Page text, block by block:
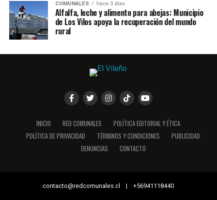
COMUNALES hace 3 días
Alfalfa, leche y alimento para abejas: Municipio
de Los Vilos apoya la recuperación del mundo
rural
INICIO RED COMUNALES
POLÍTICA EDITORIAL Y ÉTICA
POLÍTICA DE PRIVACIDAD
TÉRMINOS Y CONDICIONES
PUBLICIDAD
DENUNCIAS
CONTACTO
contacto@redcomunales.cl | +56941118440